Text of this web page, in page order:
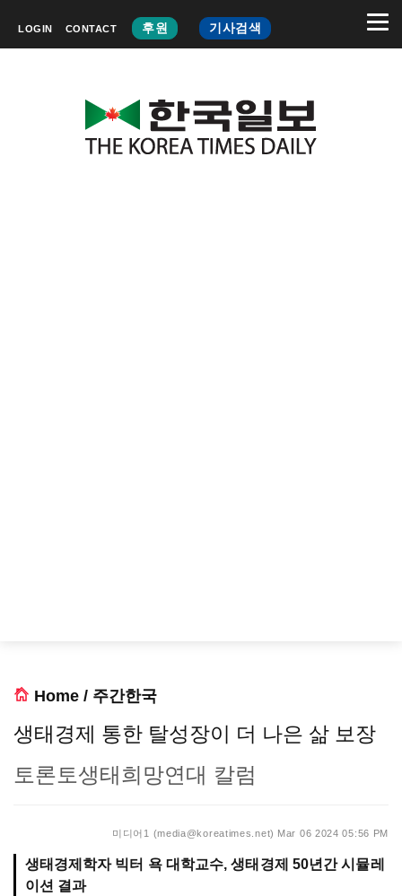
LOGIN CONTACT 후원 기사검색
Home / 주간한국
생태경제 통한 탈성장이 더 나은 삶 보장
토론토생태희망연대 칼럼
미디어1 (media@koreatimes.net) Mar 06 2024 05:56 PM
생태경제학자 빅터 욕 대학교수, 생태경제 50년간 시뮬레
이션 결과